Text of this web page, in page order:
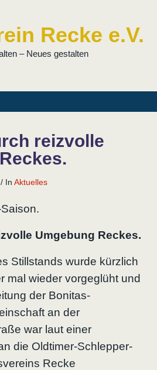
Recke e.V.
– Neues gestalten
reizvolle
/ In Aktuelles
Umgebung Reckes.
Stillstands wurde kürzlich
mal wieder vorgeglüht und
der Bonitas-
an der
war laut einer
die Oldtimer-Schlepper-
Recke